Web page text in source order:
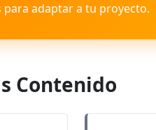
adaptar a tu proyecto.
Contenido